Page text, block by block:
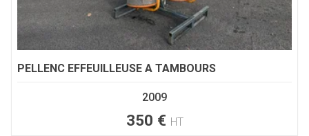
PELLENC EFFEUILLEUSE A TAMBOURS
2009
350 € HT